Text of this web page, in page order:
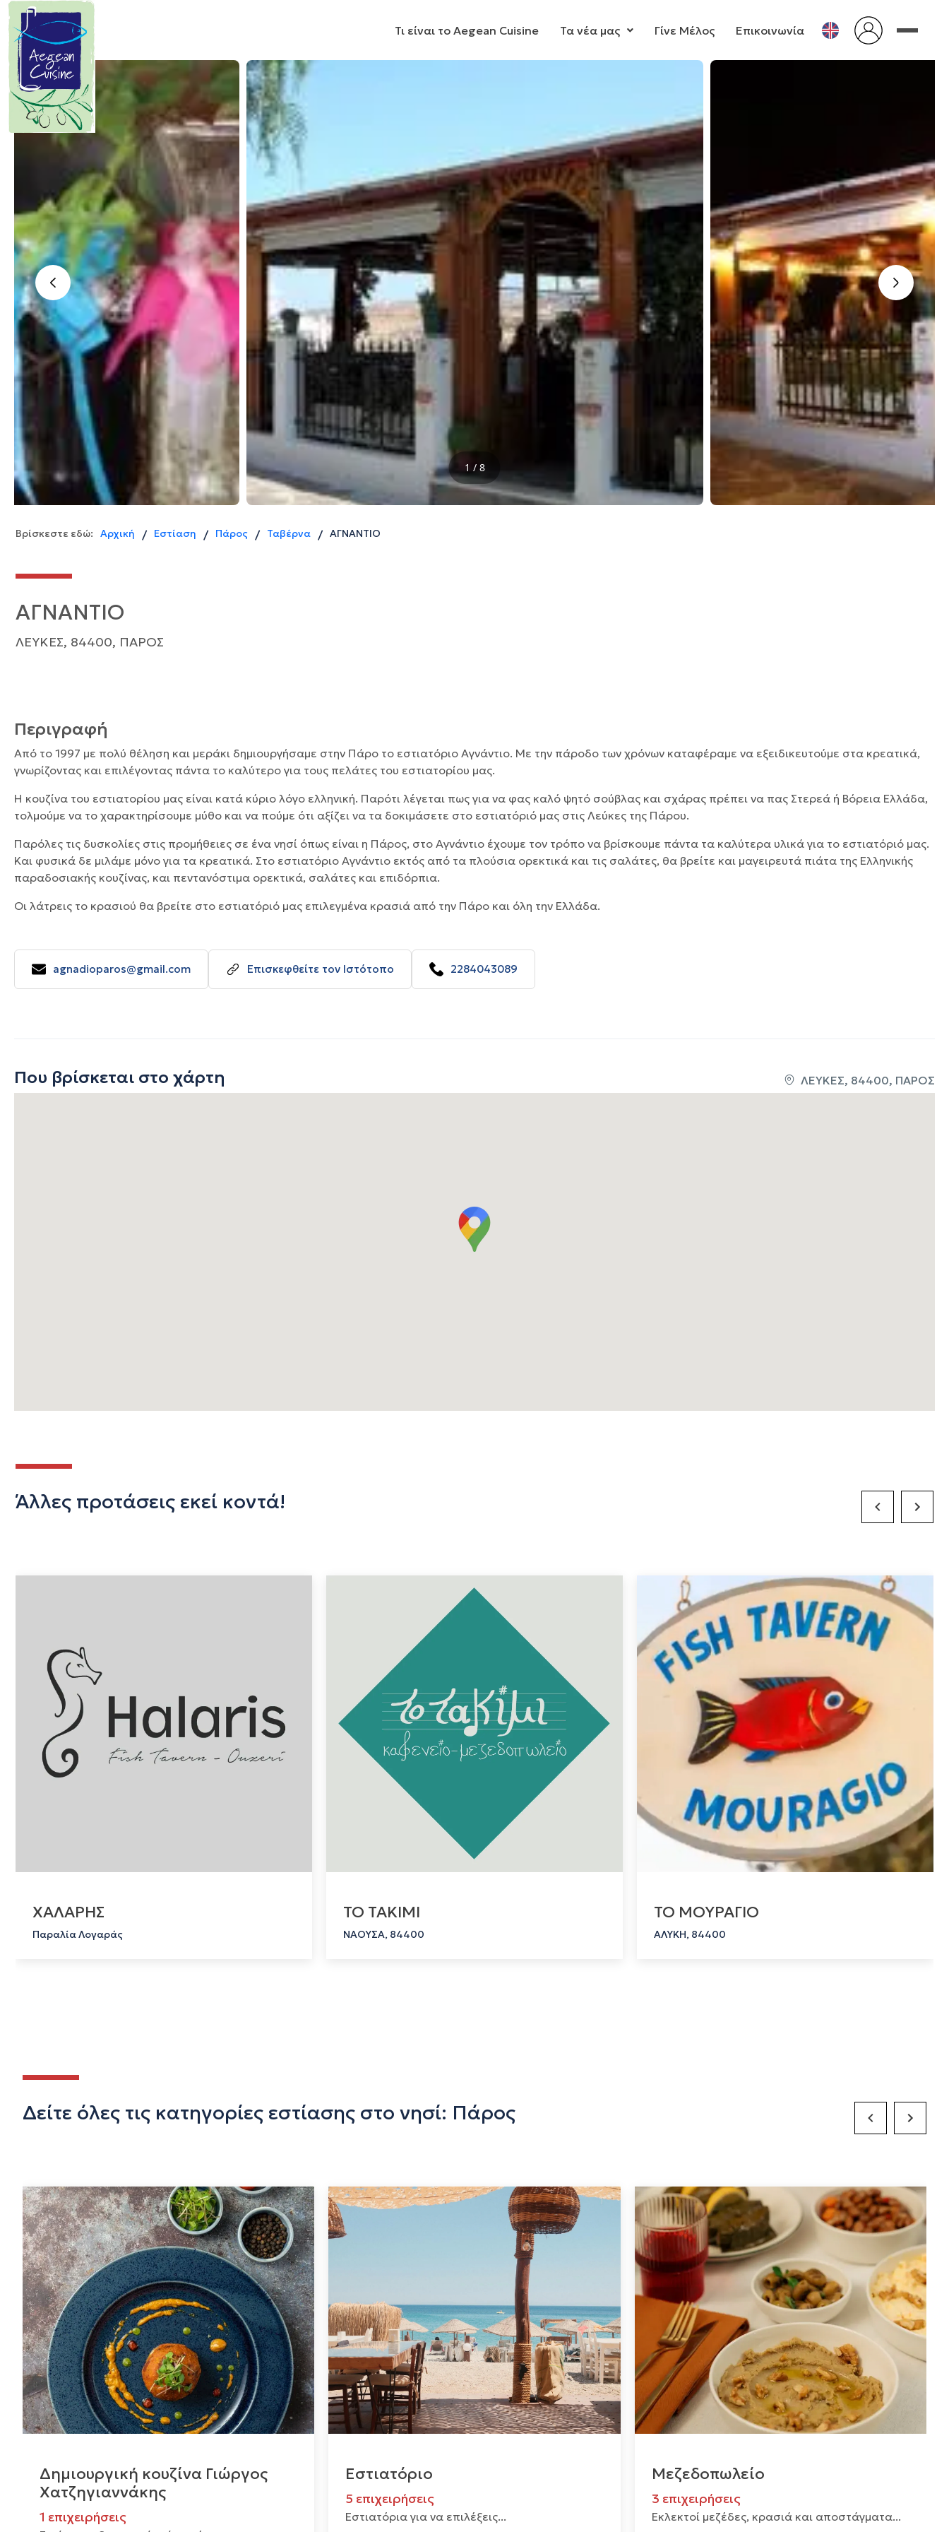
Τι είναι το Aegean Cuisine Τα νέα μας Γίνε Μέλος Επικοινωνία
Manifesto
Κυκλαδίτικης Κουζίνας
Οι Κυκλάδες είναι μια χούφτα
ανεμοδαρμένα, θαλασσοδαρμένα
και μοναδικής ομορφιάς νησιά
καταμεσής του Αιγαίου. Ο μύθος
θέλει να κάνουν κύκλο γύρω από τη
Δήλο την γενέτειρα του Απόλλωνα
και της Άρτεμης…
‹ ›
1 / 8
Βρίσκεστε εδώ: Αρχική / Εστίαση / Πάρος / Ταβέρνα / ΑΓΝΑΝΤΙΟ
ΑΓΝΑΝΤΙΟ
ΛΕΥΚΕΣ, 84400, ΠΑΡΟΣ
Περιγραφή
Από το 1997 με πολύ θέληση και μεράκι δημιουργήσαμε στην Πάρο το εστιατόριο Αγνάντιο. Με την πάροδο των χρόνων καταφέραμε να εξειδικευτούμε στα κρεατικά,
γνωρίζοντας και επιλέγοντας πάντα το καλύτερο για τους πελάτες του εστιατορίου μας.
Η κουζίνα του εστιατορίου μας είναι κατά κύριο λόγο ελληνική. Παρότι λέγεται πως για να φας καλό ψητό σούβλας και σχάρας πρέπει να πας Στερεά ή Βόρεια Ελλάδα,
τολμούμε να το χαρακτηρίσουμε μύθο και να πούμε ότι αξίζει να τα δοκιμάσετε στο εστιατόριό μας στις Λεύκες της Πάρου.
Παρόλες τις δυσκολίες στις προμήθειες σε ένα νησί όπως είναι η Πάρος, στο Αγνάντιο έχουμε τον τρόπο να βρίσκουμε πάντα τα καλύτερα υλικά για το εστιατόριό μας.
Και φυσικά δε μιλάμε μόνο για τα κρεατικά. Στο εστιατόριο Αγνάντιο εκτός από τα πλούσια ορεκτικά και τις σαλάτες, θα βρείτε και μαγειρευτά πιάτα της Ελληνικής
παραδοσιακής κουζίνας, και πεντανόστιμα ορεκτικά, σαλάτες και επιδόρπια.
Οι λάτρεις το κρασιού θα βρείτε στο εστιατόριό μας επιλεγμένα κρασιά από την Πάρο και όλη την Ελλάδα.
agnadioparos@gmail.com Επισκεφθείτε τον Ιστότοπο 2284043089
Που βρίσκεται στο χάρτη ΛΕΥΚΕΣ, 84400, ΠΑΡΟΣ
Άλλες προτάσεις εκεί κοντά!
ΧΑΛΑΡΗΣ
Παραλία Λογαράς
ΤΟ ΤΑΚΙΜΙ
ΝΑΟΥΣΑ, 84400
ΤΟ ΜΟΥΡΑΓΙΟ
ΑΛΥΚΗ, 84400
Previous SlideNext
Δείτε όλες τις κατηγορίες εστίασης στο νησί: Πάρος
Δημιουργική κουζίνα Γιώργος
Χατζηγιαννάκης
1 επιχειρήσεις
Εστιατόριο
5 επιχειρήσεις
Εστιατόρια για να επιλέξεις...
Μεζεδοπωλείο
3 επιχειρήσεις
Εκλεκτοί μεζέδες, κρασιά και αποστάγματα...
Previous SlideNext Slide